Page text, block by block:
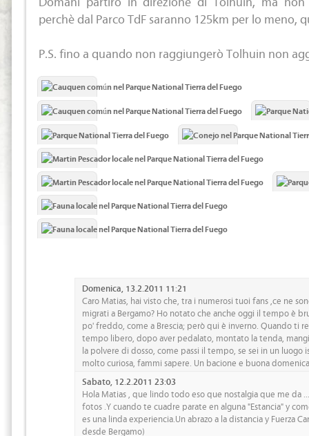
perchè dal Parco TdF saranno 125km per lo meno,
P.S. fino a quando non raggiungerò Tolhuin non
Domenica, 13.2.2011 11:21
Caro Matias, hai visto che, tra i numerosi tuoi fans ,ce ne
migrati a Bergamo? Ho notato che anche oggi il tempo è
po' freddo, come a Brescia; però qui è inverno. Quando ti
tempo libero, dopo aver pedalato, montato la tenda,
la polvere di dosso, come passi il tempo, se sei in un luogo
molto curiosa, fammi sapere. Un bacione e buona
Sabato, 12.2.2011 23:03
Hola Matias , que lindo todo eso que nostalgia que me da
fotos .Y cuando te cuadre parate en alguna "Estancia" y
es una linda experiencia.Un abrazo a la distancia y Fuerza
desde Bergamo)